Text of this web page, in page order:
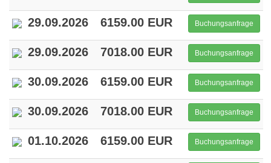
29.09.2026 6159.00 EUR Buchungsanfrage
29.09.2026 7018.00 EUR Buchungsanfrage
30.09.2026 6159.00 EUR Buchungsanfrage
30.09.2026 7018.00 EUR Buchungsanfrage
01.10.2026 6159.00 EUR Buchungsanfrage